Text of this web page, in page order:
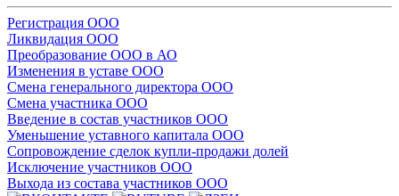
Регистрация ООО
Ликвидация ООО
Преобразование ООО в АО
Изменения в уставе ООО
Смена генерального директора ООО
Смена участника ООО
Введение в состав участников ООО
Уменьшение уставного капитала ООО
Сопровождение сделок купли-продажи долей
Исключение участников ООО
Выхода из состава участников ООО